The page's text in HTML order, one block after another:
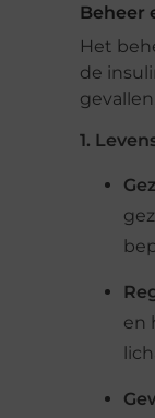
Beheer
Het
de
1.
en